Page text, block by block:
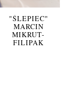
"ŚLEPIEC"
MARCIN
MIKRUT-
FILIPAK